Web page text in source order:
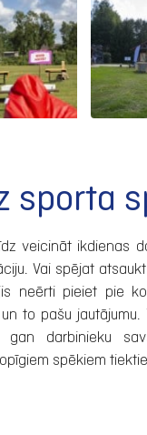
sporta
veicināt ikdienas
Vai spējat
neērti pieiet pie
to pašu
gan darbinieku
spēkiem